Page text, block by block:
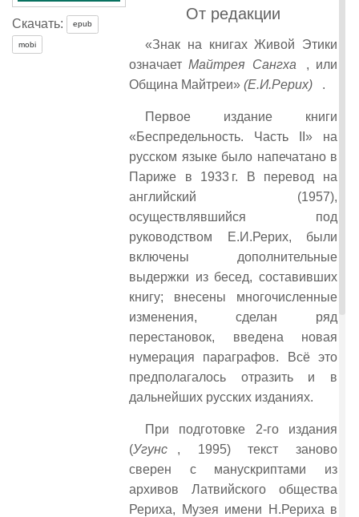
Скачать: epub
mobi
От редакции
«Знак на книгах Живой Этики
означаетМайтрея Сангха
, или
Община Майтреи» (Е.И.Рерих) .
Первое издание книги
«Беспредельность. Часть II» на
русском языке было напечатано в
Париже в 1933 г. В перевод на
английский (1957),
осуществлявшийся под
руководством Е.И.Рерих, были
включены дополнительные
выдержки из бесед, составивших
книгу; внесены многочисленные
изменения, сделан ряд
перестановок, введена новая
нумерация параграфов. Всё это
предполагалось отразить и в
дальнейших русских изданиях.
При подготовке 2-го издания
(Угунс
, 1995) текст заново
сверен с манускриптами из
архивов Латвийского общества
Рериха, Музея имени Н.Рериха в